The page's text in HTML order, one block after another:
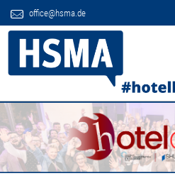
office@hsma.de